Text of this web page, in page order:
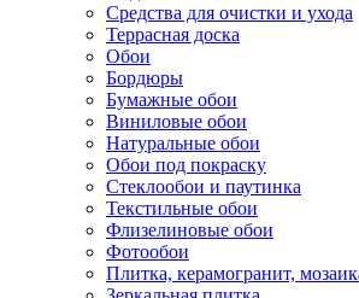
Средства для очистки и ухода
Террасная доска
Обои
Бордюры
Бумажные обои
Виниловые обои
Натуральные обои
Обои под покраску
Стеклообои и паутинка
Текстильные обои
Флизелиновые обои
Фотообои
Плитка, керамогранит,